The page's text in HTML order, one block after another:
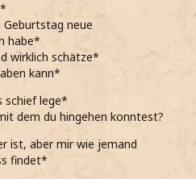
neue
habe*
wirklich schätze*
kann*
schief lege*
dem du hingehen konntest?
ist, aber mir wie jemand
findet*